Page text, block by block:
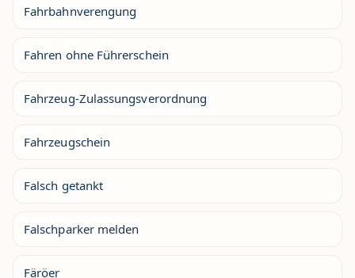
Fahrbahnverengung
Fahren ohne Führerschein
Fahrzeug-Zulassungsverordnung
Fahrzeugschein
Falsch getankt
Falschparker melden
Färöer